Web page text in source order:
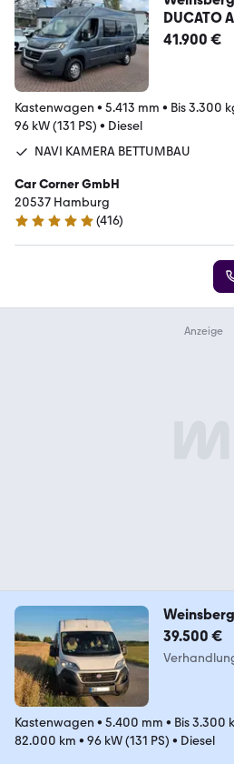
DUCATO
1.HAND
41.900 €
Kastenwagen • 5.413 mm • Bis 3.300
96 kW (131 PS) • Diesel
NAVI KAMERA BETTUMBAU
Car Corner GmbH
20537 Hamburg
4.9 Sterne
(416)
39.500 €
Kastenwagen • 5.400 mm • Bis 3.300
82.000 km • 96 kW (131 PS) • Diesel